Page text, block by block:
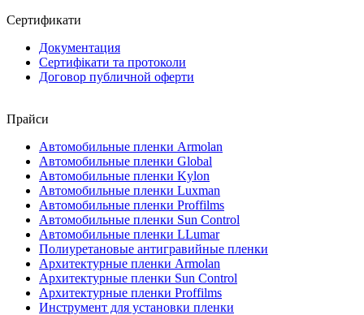
Сертификати
Документация
Сертифікати та протоколи
Договор публичной оферти
Прайси
Автомобильные пленки Armolan
Автомобильные пленки Global
Автомобильные пленки Kylon
Автомобильные пленки Luxman
Автомобильные пленки Proffilms
Автомобильные пленки Sun Control
Автомобильные пленки LLumar
Полиуретановые антигравийные пленки
Архитектурные пленки Armolan
Архитектурные пленки Sun Control
Архитектурные пленки Proffilms
Инструмент для установки пленки